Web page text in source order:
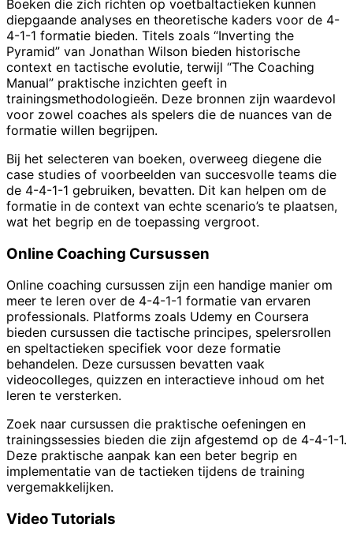
Boeken die zich richten op voetbaltactieken kunnen
diepgaande analyses en theoretische kaders voor de 4-
4-1-1 formatie bieden. Titels zoals “Inverting the
Pyramid” van Jonathan Wilson bieden historische
context en tactische evolutie, terwijl “The Coaching
Manual” praktische inzichten geeft in
trainingsmethodologieën. Deze bronnen zijn waardevol
voor zowel coaches als spelers die de nuances van de
formatie willen begrijpen.
Bij het selecteren van boeken, overweeg diegene die
case studies of voorbeelden van succesvolle teams die
de 4-4-1-1 gebruiken, bevatten. Dit kan helpen om de
formatie in de context van echte scenario’s te plaatsen,
wat het begrip en de toepassing vergroot.
Online Coaching Cursussen
Online coaching cursussen zijn een handige manier om
meer te leren over de 4-4-1-1 formatie van ervaren
professionals. Platforms zoals Udemy en Coursera
bieden cursussen die tactische principes, spelersrollen
en speltactieken specifiek voor deze formatie
behandelen. Deze cursussen bevatten vaak
videocolleges, quizzen en interactieve inhoud om het
leren te versterken.
Zoek naar cursussen die praktische oefeningen en
trainingssessies bieden die zijn afgestemd op de 4-4-1-1.
Deze praktische aanpak kan een beter begrip en
implementatie van de tactieken tijdens de training
vergemakkelijken.
Video Tutorials